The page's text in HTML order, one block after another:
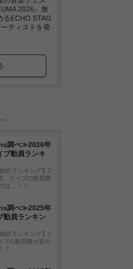
2026』無
るECHO STAG
ティストを発
調べ≫2026年
ブ動員ランキ
自ランキング】2
、ライブの動員数
は…！？
調べ≫2025年
動員ランキン
自ランキング】2
ブの動員数が多か
？